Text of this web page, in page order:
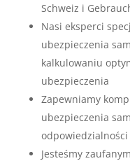
Schweiz i
Nasi eksperci
ubezpieczenia
kalkulowaniu
ubezpieczenia
Zapewniamy
ubezpieczenia
Jesteśmy